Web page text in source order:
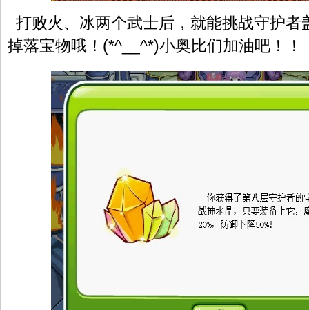
打败火、冰两个武士后，就能挑战守护者
掉落宝物哦！(*^__^*)小奥比们加油吧！！